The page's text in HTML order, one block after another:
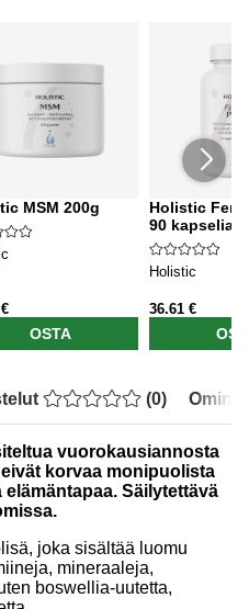
MSM 200g
OSTA
Holistic
90 kapselia
Holistic
36.61 €
(0)
vuorokausiannosta
korvaa monipuolista
Säilytettävä
joka sisältää luomu
mineraaleja,
boswellia-uutetta,